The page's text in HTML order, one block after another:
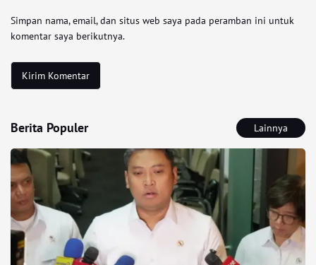
Simpan nama, email, dan situs web saya pada peramban ini untuk
komentar saya berikutnya.
Berita Populer Lainnya